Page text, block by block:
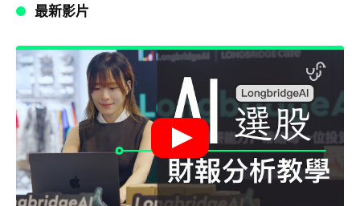
最新影片